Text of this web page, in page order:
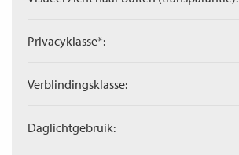
Privacyklasse*:
Verblindingsklasse:
Daglichtgebruik: